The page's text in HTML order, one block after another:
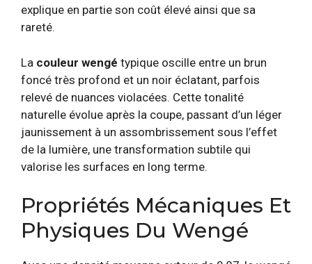
explique en partie son coût élevé ainsi que sa
rareté.
La couleur wengé typique oscille entre un brun
foncé très profond et un noir éclatant, parfois
relevé de nuances violacées. Cette tonalité
naturelle évolue après la coupe, passant d’un léger
jaunissement à un assombrissement sous l’effet
de la lumière, une transformation subtile qui
valorise les surfaces en long terme.
Propriétés Mécaniques Et
Physiques Du Wengé